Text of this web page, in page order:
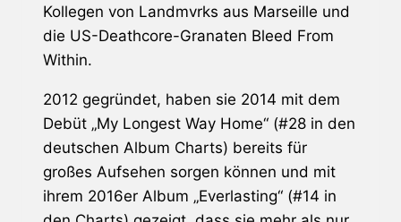
Kollegen von Landmvrks aus Marseille und
die US-Deathcore-Granaten Bleed From
Within.
2012 gegründet, haben sie 2014 mit dem
Debüt „My Longest Way Home“ (#28 in den
deutschen Album Charts) bereits für
großes Aufsehen sorgen können und mit
ihrem 2016er Album „Everlasting“ (#14 in